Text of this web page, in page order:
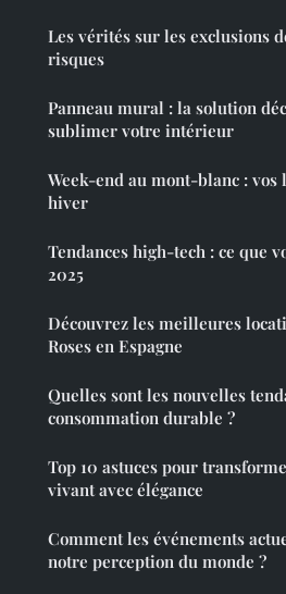
Les vérités sur les exclusions
risques
Panneau mural : la solution
sublimer votre intérieur
Week-end au mont-blanc : vos
hiver
Tendances high-tech : ce que
2025
Découvrez les meilleures
Roses en Espagne
Quelles sont les nouvelles
consommation durable ?
Top 10 astuces pour
vivant avec élégance
Comment les événements
notre perception du monde ?